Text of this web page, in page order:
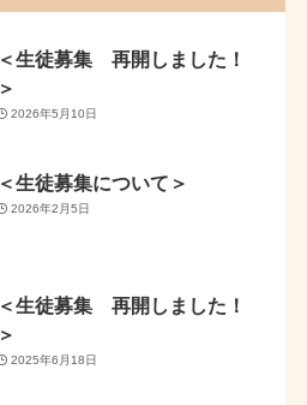
＜生徒募集 再開しました！
＞
2026年5月10日
＜生徒募集について＞
2026年2月5日
＜生徒募集 再開しました！
＞
2025年6月18日